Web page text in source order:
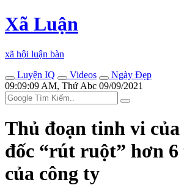
Xã Luận
xã hội luận bàn
Luyện IQ
Videos
Ngày Đẹp
09:09:09 AM, Thứ Abc 09/09/2021
Thủ đoạn tinh vi
đốc “rút ruột” hơn 6
của công ty